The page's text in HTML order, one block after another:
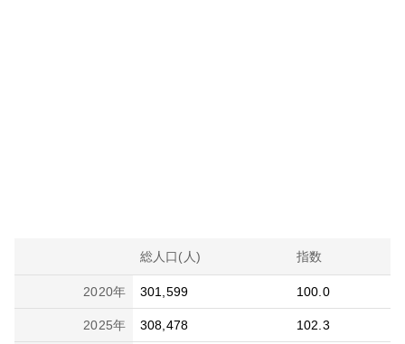
総人口(人) 指数
2020年 301,599 100.0
2025年 308,478 102.3